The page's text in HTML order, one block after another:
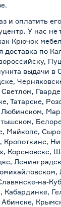
.
и оплатить
У нас не
Крючок
доставка по
выдачи в
Татарске,
Майкопе,
Кропоткине,
Кореновске,
на-
Кабардинке,